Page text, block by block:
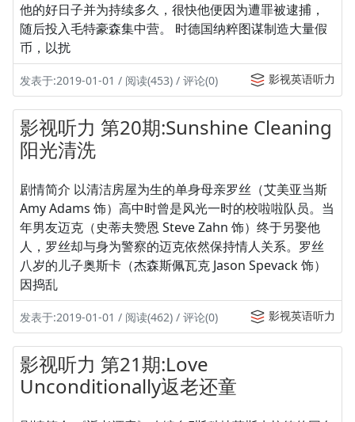
他的好日子并为持续多久，很快他便因为遭罪被逮捕，
随后投入毛特豪森集中营。 时德国纳粹图谋制造大量假
币，以扰
发表于:2019-01-01 / 阅读(453) / 评论(0) 影视英语听力
影视听力 第20期:Sunshine Cleaning
阳光清洗
剧情简介 以清洁房屋为生的单身母亲罗丝（艾美亚当斯
Amy Adams 饰）高中时曾是风光一时的校啦啦队员。当
年男友迈克（史蒂夫赞恩 Steve Zahn 饰）终于另娶他
人，罗丝却与身为警察的迈克依然保持情人关系。罗丝
八岁的儿子奥斯卡（杰森斯佩瓦克 Jason Spevack 饰）
因捣乱
发表于:2019-01-01 / 阅读(462) / 评论(0) 影视英语听力
影视听力 第21期:Love
Unconditionally返老还童